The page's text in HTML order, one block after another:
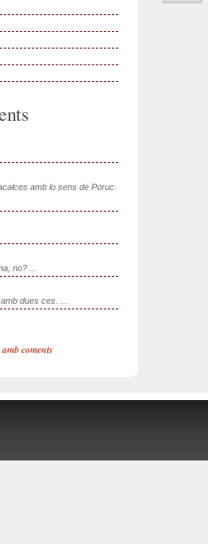
amb lo sens de Poruc.
no? ...
dues ces. ...
coments